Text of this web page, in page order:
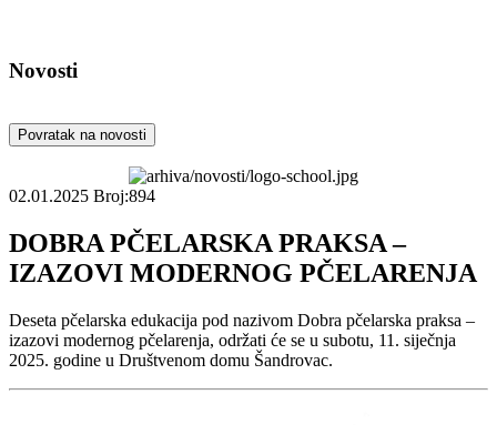
Novosti
Povratak na novosti
02.01.2025 Broj:894
DOBRA PČELARSKA PRAKSA –
IZAZOVI MODERNOG PČELARENJA
Deseta pčelarska edukacija pod nazivom Dobra pčelarska praksa –
izazovi modernog pčelarenja, održati će se u subotu, 11. siječnja
2025. godine u Društvenom domu Šandrovac.